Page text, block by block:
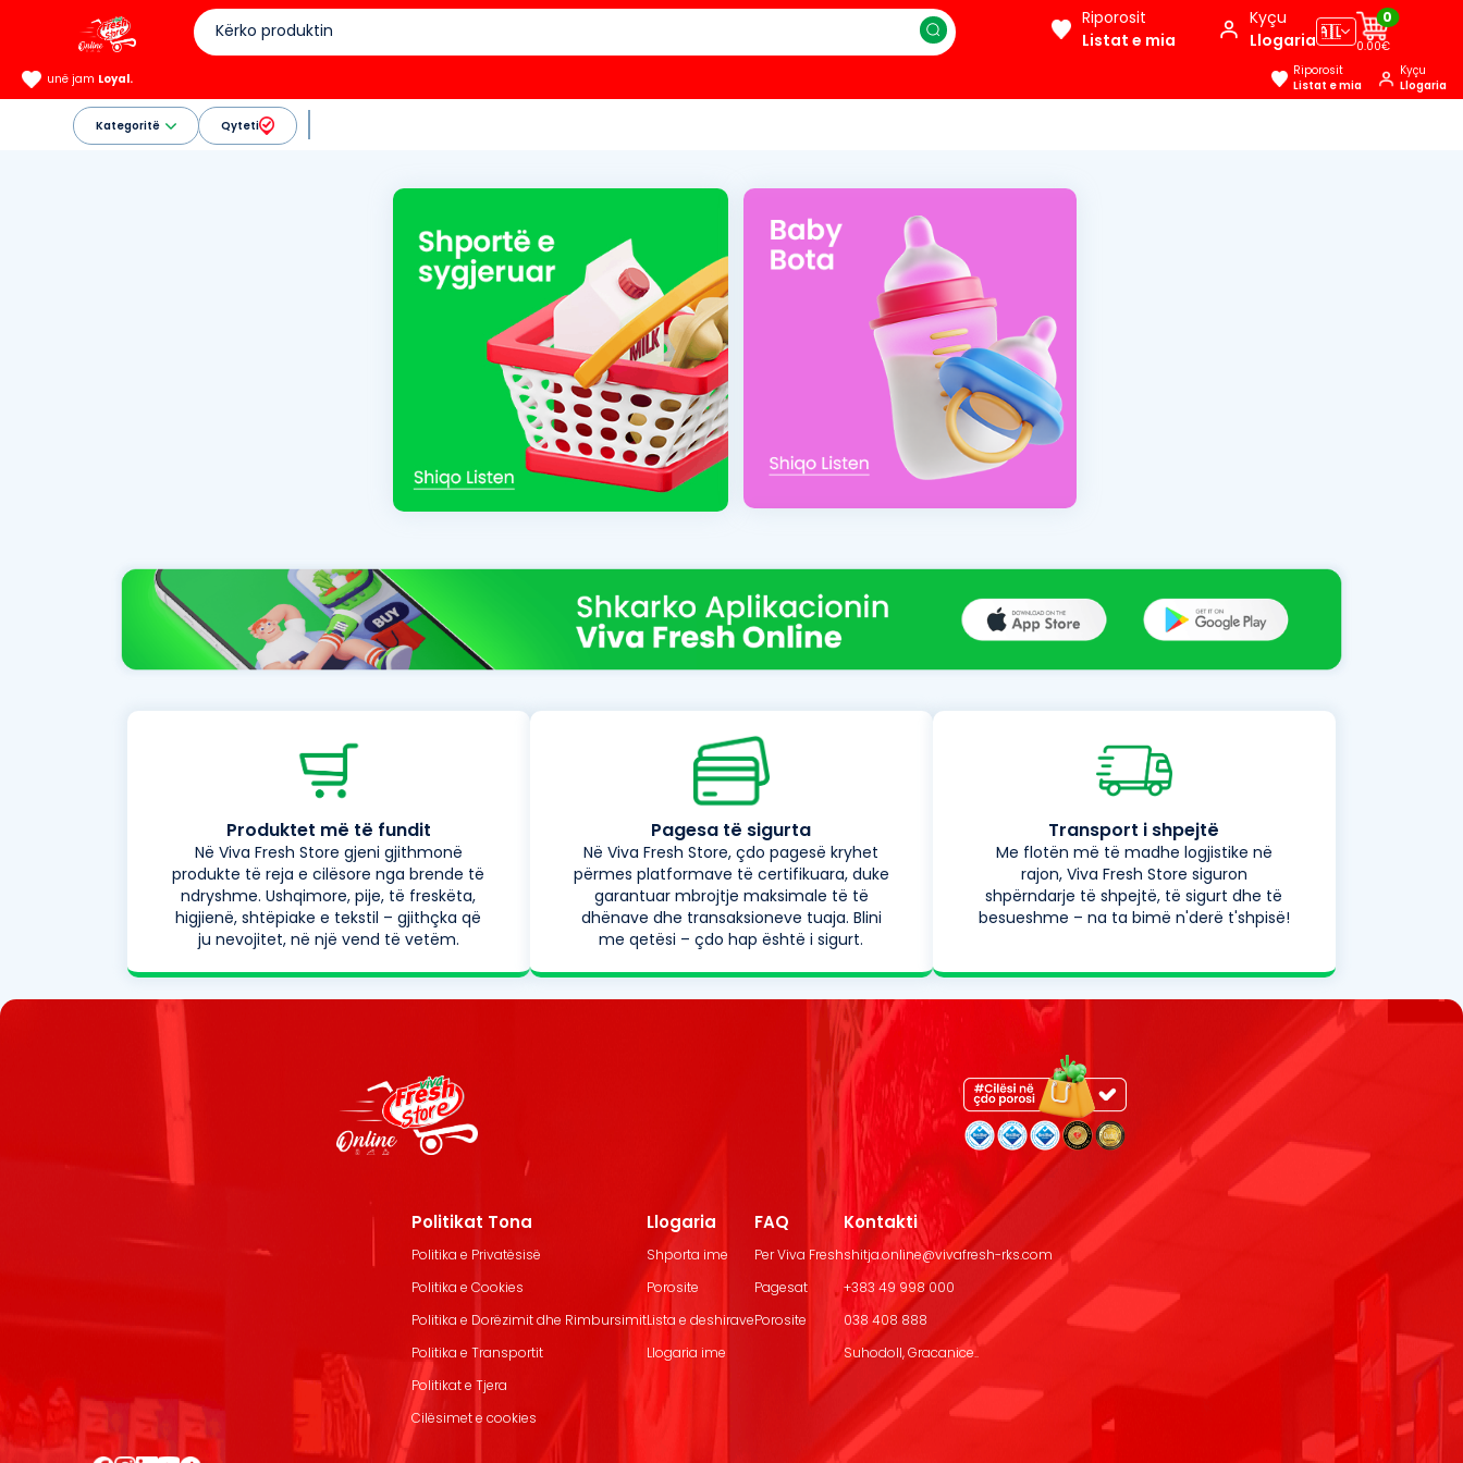
Riporosit
Listat e mia
Kyçu
Llogaria🇦🇱
0
0.00€
unë jam Loyal.
Riporosit
Listat e mia
Kyçu
Llogaria
Kategoritë Qyteti
Produktet më të fundit
Në Viva Fresh Store gjeni gjithmonë
produkte të reja e cilësore nga brende të
ndryshme. Ushqimore, pije, të freskëta,
higjienë, shtëpiake e tekstil – gjithçka që
ju nevojitet, në një vend të vetëm.
Pagesa të sigurta
Në Viva Fresh Store, çdo pagesë kryhet
përmes platformave të certifikuara, duke
garantuar mbrojtje maksimale të të
dhënave dhe transaksioneve tuaja. Blini
me qetësi – çdo hap është i sigurt.
Transport i shpejtë
Me flotën më të madhe logjistike në
rajon, Viva Fresh Store siguron
shpërndarje të shpejtë, të sigurt dhe të
besueshme – na ta bimë n'derë t'shpisë!
Politikat Tona
Politika e Privatësisë
Politika e Cookies
Politika e Dorëzimit dhe Rimbursimit
Politika e Transportit
Politikat e Tjera
Cilësimet e cookies
Llogaria
Shporta ime
Porosite
Lista e deshirave
Llogaria ime
FAQ
Per Viva Fresh
Pagesat
Porosite
Kontakti
shitja.online@vivafresh-rks.com
+383 49 998 000
038 408 888
Suhodoll, Gracanice..